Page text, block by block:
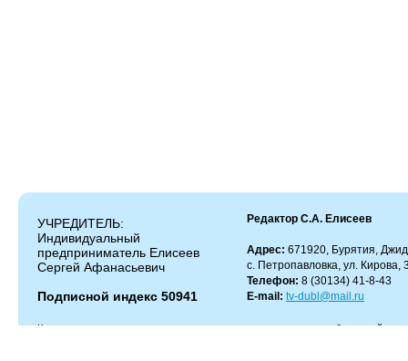
УЧРЕДИТЕЛЬ:
Индивидуальный
предприниматель Елисеев
Сергей Афанасьевич
Подписной индекс 50941
Редактор С.А. Елисеев
Адрес: 671920, Бурятия,
с. Петропавловка, ул. Кирова,
Телефон: 8 (30134) 41-8-43
E-mail: tv-dubl@mail.ru
Копирование и цитирование материалов разрешено только с работающей